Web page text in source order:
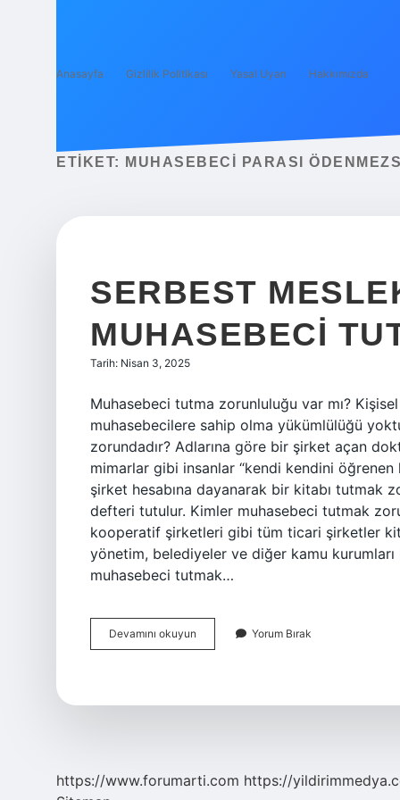
Anasayfa Gizlilik Politikası Yasal Uyarı Hakkımızda
ETIKET: MUHASEBECI PARASI
SERBEST
MUHASEBECI
Tarih: Nisan 3, 2025
Muhasebeci tutma zorunluluğu var mı?
muhasebecilere sahip olma yükümlülüğü
zorundadır? Adlarına göre bir şirket açan
mimarlar gibi insanlar “kendi kendini
şirket hesabına dayanarak bir kitabı tutmak
defteri tutulur. Kimler muhasebeci tutmak
kooperatif şirketleri gibi tüm ticari şirketler
yönetim, belediyeler ve diğer kamu
muhasebeci tutmak…
Devamını okuyun
Meslek
Yorum Bırak
https://www.forumarti.com https://